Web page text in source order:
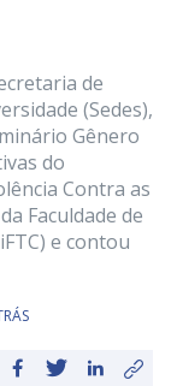
de
(Sedes),
Gênero
do
Contra as
Faculdade de
e contou